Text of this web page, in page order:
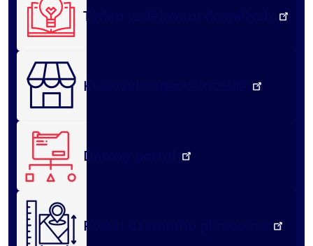
Týden vzdělávání dospělých
Královéhradecké tržiště
Datový portál
Portál územního plánování